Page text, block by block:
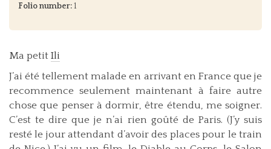
Folio number:1
Ma petit Ili
J’ai été tellement malade en arrivant en France que je
recommence seulement maintenant à faire autre
chose que penser à dormir, être étendu, me soigner.
C’est te dire que je n’ai rien goûté de Paris. (J’y suis
resté le jour attendant d’avoir des places pour le train